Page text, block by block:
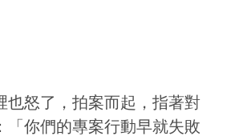
也怒了，拍案而起，指著對
「你們的專案行動早就失敗